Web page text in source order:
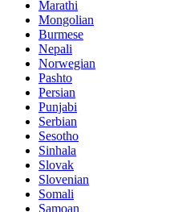
Marathi
Mongolian
Burmese
Nepali
Norwegian
Pashto
Persian
Punjabi
Serbian
Sesotho
Sinhala
Slovak
Slovenian
Somali
Samoan